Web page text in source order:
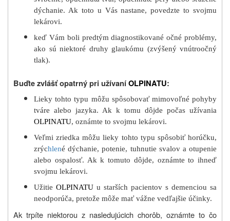
dýchanie. Ak toto u Vás nastane, povedzte to svojmu
lekárovi.
keď Vám boli predtým diagnostikované očné problémy,
ako sú niektoré druhy glaukómu (zvýšený vnútroočný
tlak).
Buďte zvlášť opatrný pri užívaníOLPINATU:
Lieky tohto typu môžu spôsobovať mimovoľné pohyby
tváre alebo jazyka. Ak k tomu dôjde počas užívania
OLPINATU, oznámte to svojmu lekárovi.
Veľmi zriedka môžu lieky tohto typu spôsobiť horúčku,
zrýchlené dýchanie, potenie, tuhnutie svalov a otupenie
alebo ospalosť. Ak k tomuto dôjde, oznámte to ihneď
svojmu lekárovi.
Užitie OLPINATU u starších pacientov s demenciou sa
neodporúča, pretože môže mať vážne vedľajšie účinky.
Ak trpíte niektorou z nasledujúcich chorôb, oznámte to čo